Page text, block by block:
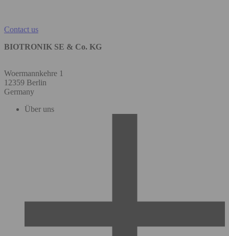
Contact us
BIOTRONIK SE & Co. KG
Woermannkehre 1
12359 Berlin
Germany
Über uns